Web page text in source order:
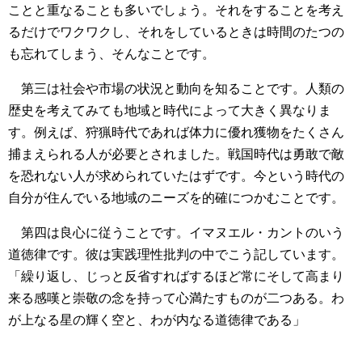
ことと重なることも多いでしょう。それをすることを考え
るだけでワクワクし、それをしているときは時間のたつの
も忘れてしまう、そんなことです。
第三は社会や市場の状況と動向を知ることです。人類の
歴史を考えてみても地域と時代によって大きく異なりま
す。例えば、狩猟時代であれば体力に優れ獲物をたくさん
捕まえられる人が必要とされました。戦国時代は勇敢で敵
を恐れない人が求められていたはずです。今という時代の
自分が住んでいる地域のニーズを的確につかむことです。
第四は良心に従うことです。イマヌエル・カントのいう
道徳律です。彼は実践理性批判の中でこう記しています。
「繰り返し、じっと反省すればするほど常にそして高まり
来る感嘆と崇敬の念を持って心満たすものが二つある。わ
が上なる星の輝く空と、わが内なる道徳律である」